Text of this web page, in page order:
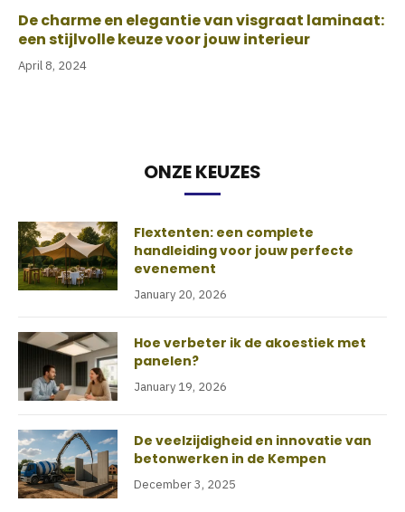
De charme en elegantie van visgraat laminaat:
een stijlvolle keuze voor jouw interieur
April 8, 2024
ONZE KEUZES
Flextenten: een complete
handleiding voor jouw perfecte
evenement
January 20, 2026
Hoe verbeter ik de akoestiek met
panelen?
January 19, 2026
De veelzijdigheid en innovatie van
betonwerken in de Kempen
December 3, 2025